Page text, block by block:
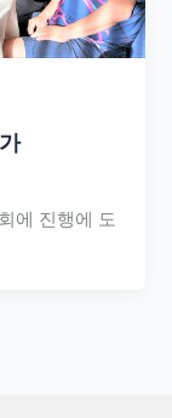
에 진행에 도